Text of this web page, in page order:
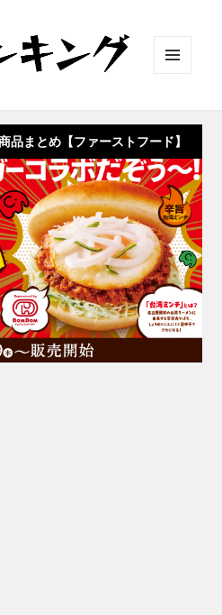
ット
品まとめ【ファーストフード】